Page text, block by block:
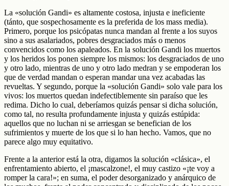
La «solución Gandi» es altamente costosa, injusta e ineficiente
(tánto, que sospechosamente es la preferida de los mass media).
Primero, porque los psicópatas nunca mandan al frente a los suyos
sino a sus asalariados, pobres desgraciados más o menos
convencidos como los apaleados. En la solución Gandi los muertos
y los heridos los ponen siempre los mismos: los desgraciados de uno
y otro lado, mientras de uno y otro lado medran y se empoderan los
que de verdad mandan o esperan mandar una vez acabadas las
revueltas. Y segundo, porque la «solución Gandi» solo vale para los
vivos: los muertos quedan indefectiblemente sin paraíso que les
redima. Dicho lo cual, deberíamos quizás pensar si dicha solución,
como tal, no resulta profundamente injusta y quizás estúpida:
aquellos que no luchan ni se arriesgan se benefician de los
sufrimientos y muerte de los que si lo han hecho. Vamos, que no
parece algo muy equitativo.
Frente a la anterior está la otra, digamos la solución «clásica», el
enfrentamiento abierto, el ¡mascalzone!, el muy castizo «¡te voy a
romper la cara!»; en suma, el poder desorganizado y anárquico de